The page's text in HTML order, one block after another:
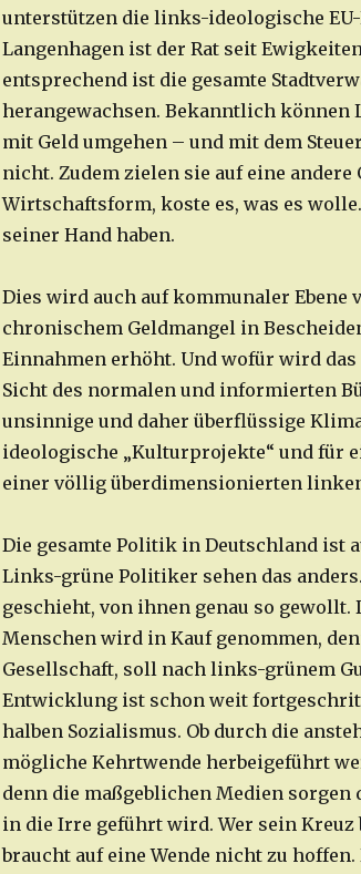
unterstützen die links-ideologische
Langenhagen ist der Rat seit
entsprechend ist die gesamte
herangewachsen. Bekanntlich
mit Geld umgehen – und mit dem
nicht. Zudem zielen sie auf eine andere
Wirtschaftsform, koste es, was es
seiner Hand haben.
Dies wird auch auf kommunaler Ebene
chronischem Geldmangel in
Einnahmen erhöht. Und wofür wird das
Sicht des normalen und informierten
unsinnige und daher überflüssige
ideologische „Kulturprojekte“ und für
einer völlig überdimensionierten
Die gesamte Politik in Deutschland ist
Links-grüne Politiker sehen das
geschieht, von ihnen genau so
Menschen wird in Kauf genommen,
Gesellschaft, soll nach links-grünem
Entwicklung ist schon weit
halben Sozialismus. Ob durch die
mögliche Kehrtwende herbeigeführt
denn die maßgeblichen Medien
in die Irre geführt wird. Wer sein Kreuz
braucht auf eine Wende nicht zu